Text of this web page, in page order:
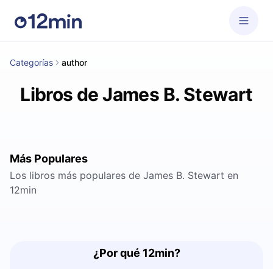
Categorías author
Libros de James B. Stewart
Más Populares
Los libros más populares de James B. Stewart en
12min
¿Por qué 12min?